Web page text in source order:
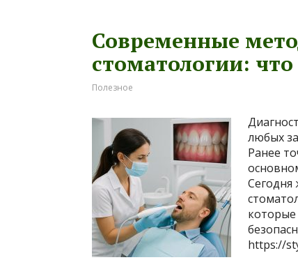
Современные
стоматологии:
Полезное
любых
Ранее
Сегодня
https://